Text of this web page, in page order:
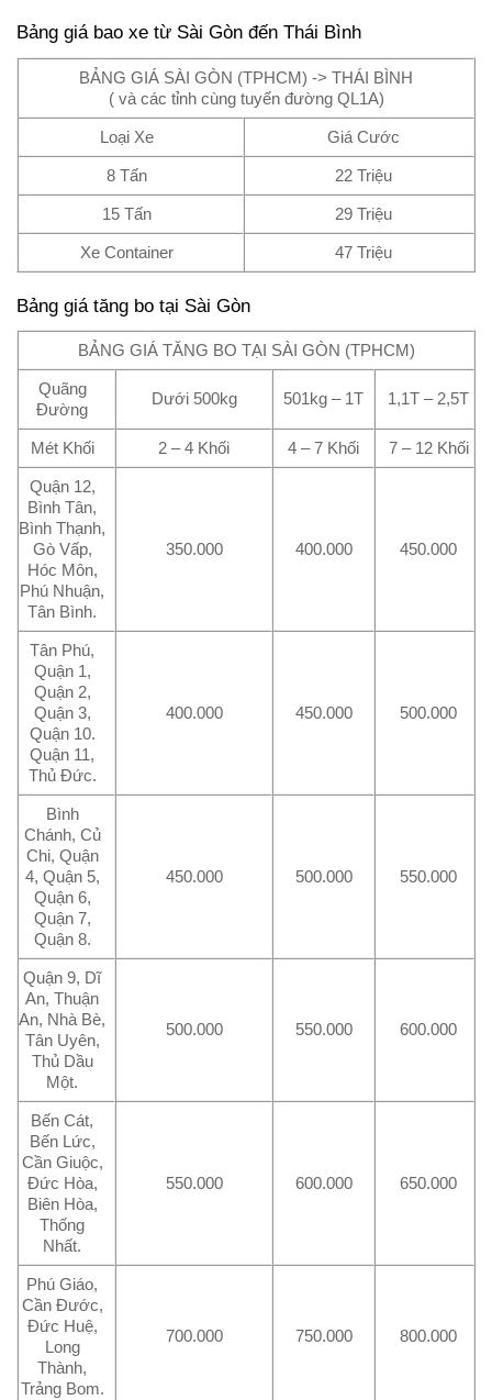
Bảng giá bao xe từ Sài Gòn đến Thái Bình
BẢNG GIÁ SÀI GÒN (TPHCM) -> THÁI BÌNH
( và các tỉnh cùng tuyến đường QL1A)
Loại Xe Giá Cước
8 Tấn 22 Triệu
15 Tấn 29 Triệu
Xe Container 47 Triệu
Bảng giá tăng bo tại Sài Gòn
BẢNG GIÁ TĂNG BO TẠI SÀI GÒN (TPHCM)
Quãng
Đường
Dưới 500kg 501kg – 1T 1,1T – 2,5T
Mét Khối 2 – 4 Khối 4 – 7 Khối 7 – 12 Khối
Quận 12,
Bình Tân,
Bình Thạnh,
Gò Vấp,
Hóc Môn,
Phú Nhuận,
Tân Bình.
350.000 400.000 450.000
Tân Phú,
Quận 1,
Quận 2,
Quận 3,
Quận 10.
Quận 11,
Thủ Đức.
400.000 450.000 500.000
Bình
Chánh, Củ
Chi, Quận
4, Quận 5,
Quận 6,
Quận 7,
Quận 8.
450.000 500.000 550.000
Quận 9, Dĩ
An, Thuận
An, Nhà Bè,
Tân Uyên,
Thủ Dầu
Một.
500.000 550.000 600.000
Bến Cát,
Bến Lức,
Cần Giuộc,
Đức Hòa,
Biên Hòa,
Thống
Nhất.
550.000 600.000 650.000
Phú Giáo,
Cần Đước,
Đức Huệ,
Long
Thành,
Trảng Bom.
700.000 750.000 800.000